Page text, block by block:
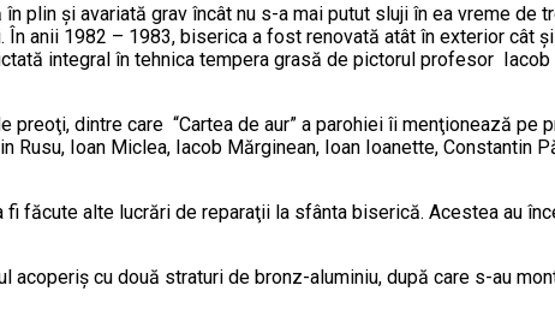
plin şi avariată grav încât nu s-a mai putut sluji în ea vreme de
anii 1982 – 1983, biserica a fost renovată atât în exterior cât
integral în tehnica tempera grasă de pictorul profesor
dintre care “Cartea de aur” a parohiei îi menţionează pe
Rusu, Ioan Miclea, Iacob Mărginean, Ioan Ioanette, Constantin
făcute alte lucrări de reparaţii la sfânta biserică. Acestea au
cu două straturi de bronz-aluminiu, după care s-au